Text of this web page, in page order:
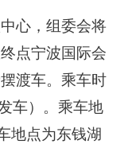
心，组委会将
点宁波国际会
渡车。乘车时
车）。乘车地
地点为东钱湖